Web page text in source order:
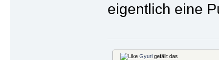
eigentlich eine
Gyurigefällt das